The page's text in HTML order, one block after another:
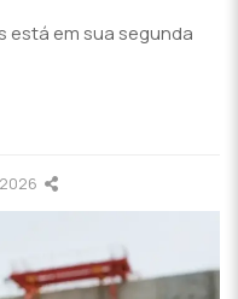
está em sua segunda